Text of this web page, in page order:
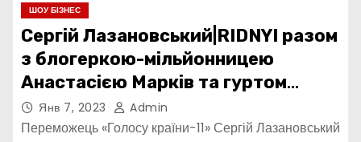
ШОУ БІЗНЕС
Сергій Лазановський|RIDNYI разом
з блогеркою-мільйонницею
Анастасією Марків та гуртом
7TEENS створили нову версію
колядки «Сумний Святий Вечір»
Янв 7, 2023 Admin
Переможець «Голосу країни-11» Сергій Лазановський